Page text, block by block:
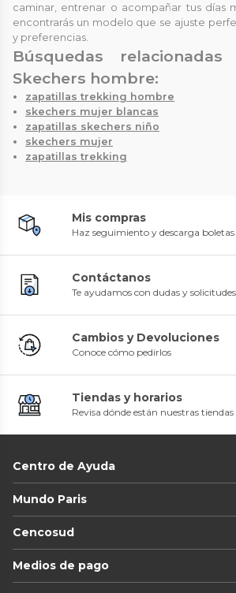
caminar, entrenar o acompañar tus días
encontrarás un modelo que se ajuste
y preferencias.
Búsquedas
Skechers hombre:
zapatillas trekking hombre
skechers mujer blancas
zapatillas skechers niño
skechers mujer
zapatillas trekking
Mis compras
Haz seguimiento y descarga boletas
Contáctanos
Te ayudamos con dudas y solicitudes
Cambios y Devoluciones
Conoce cómo pedirlos
Tiendas y horarios
Revisa dónde están nuestras tiendas
Centro de Ayuda
Mundo Paris
Cencosud
Medios de pago